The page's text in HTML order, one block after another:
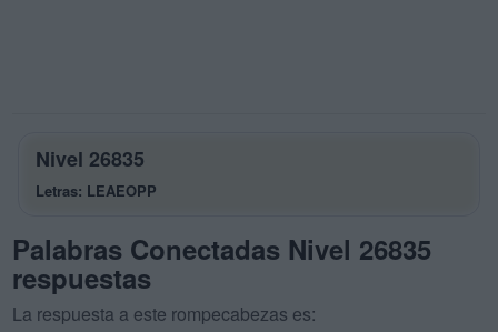
Nivel 26835
Letras: LEAEOPP
Palabras Conectadas Nivel 26835
respuestas
La respuesta a este rompecabezas es: